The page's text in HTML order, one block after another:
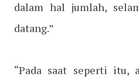
dalam hal jumlah,
datang.”
“Pada saat seperti itu,